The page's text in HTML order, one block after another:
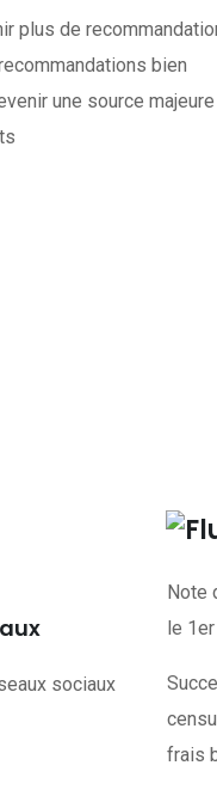
plus de
bien
une source majeure
sociaux
Note
le
frais